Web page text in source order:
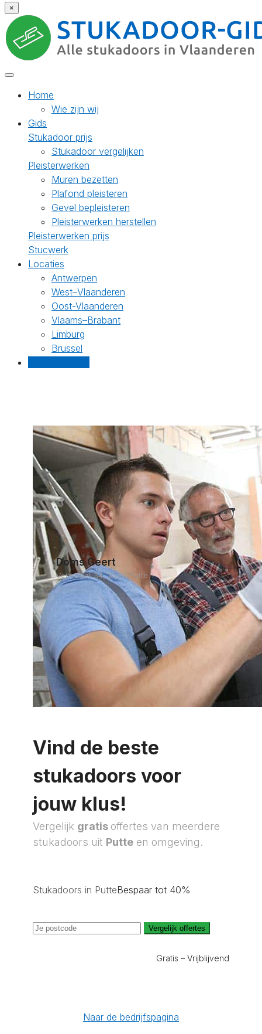
×
Home
Wie zijn wij
Gids
Stukadoor prijs
Stukadoor vergelijken
Pleisterwerken
Muren bezetten
Plafond pleisteren
Gevel bepleisteren
Pleisterwerken herstellen
Pleisterwerken prijs
Stucwerk
Locaties
Antwerpen
West–Vlaanderen
Oost-Vlaanderen
Vlaams–Brabant
Limburg
Brussel
Doms Geert
Venstraat 34, 2580 Putte
Vind de beste
stukadoors voor
jouw klus!
Vergelijk gratis offertes van meerdere
stukadoors uit Putte en omgeving.
Stukadoors in PutteBespaar tot 40%
Vergelijk offertes
Gratis – Vrijblijvend
Naar de bedrijfspagina